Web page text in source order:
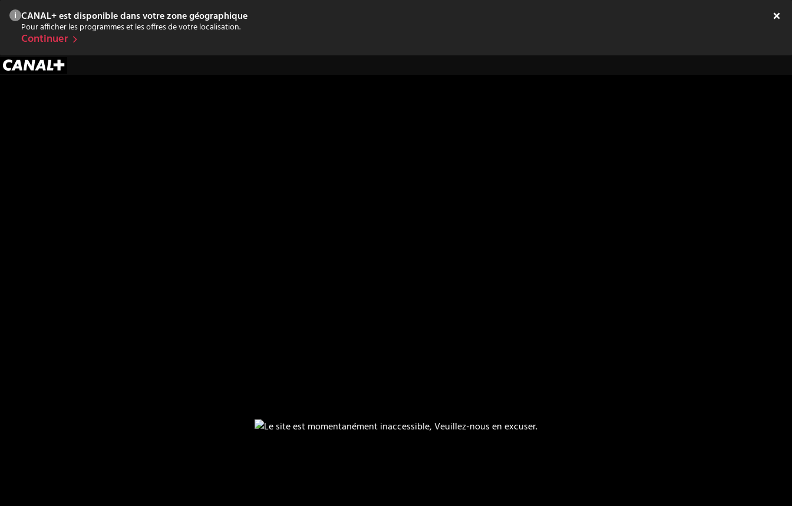
CANAL+ est disponible dans votre zone géographique
Pour afficher les programmes et les offres de votre localisation.
Continuer